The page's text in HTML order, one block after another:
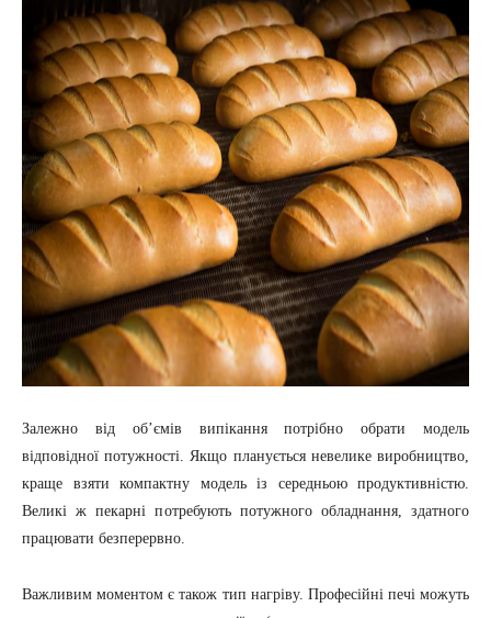
Залежно від об’ємів випікання потрібно обрати модель
відповідної потужності. Якщо планується невелике виробництво,
краще взяти компактну модель із середньою продуктивністю.
Великі ж пекарні потребують потужного обладнання, здатного
працювати безперервно.
Важливим моментом є також тип нагріву. Професійні печі можуть